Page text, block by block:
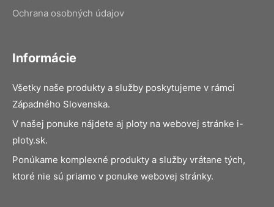
Ochrana osobných údajov
Informácie
Všetky naše produkty a služby poskytujeme v rámci
Západného Slovenska.
V našej ponuke nájdete aj ploty na webovej stránke i-
ploty.sk.
Ponúkame komplexné produkty a služby vrátane tých,
ktoré nie sú priamo v ponuke webovej stránky.